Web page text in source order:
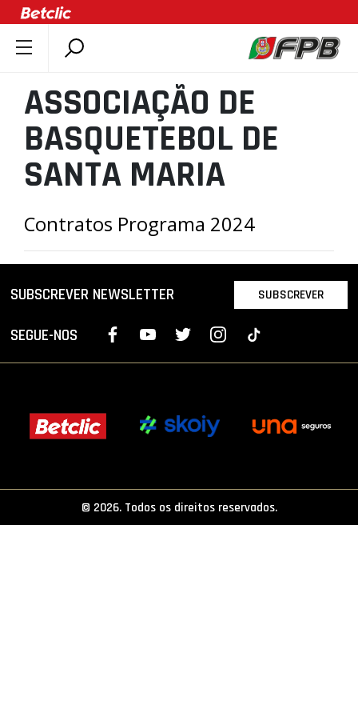
DOCUMENTOS
ÚLTIMAS
COMPETIÇÕES
ASSOCIAÇÕES
CLUBES
AGENTES
AGENDA
SELEÇÕES
MINIBASQUETE
LIGA BETCLIC MASCULINA
LIGA BETCLIC FEMININA
ASSOCIAÇÃO DE
BASQUETEBOL DE
SANTA MARIA
Contratos Programa 2024
SUBSCREVER NEWSLETTER SUBSCREVER
SEGUE-NOS
© 2026. Todos os direitos reservados.